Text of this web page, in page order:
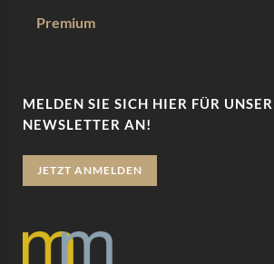
Premium
MELDEN SIE SICH HIER FÜR
NEWSLETTER AN!
JETZT ANMELDEN